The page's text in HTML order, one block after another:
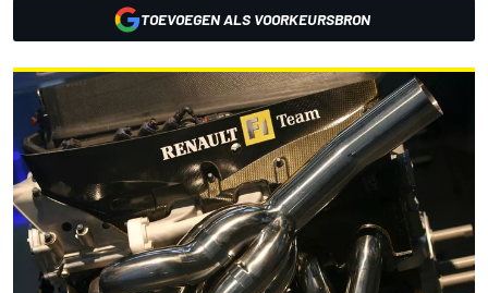
TOEVOEGEN ALS VOORKEURSBRON